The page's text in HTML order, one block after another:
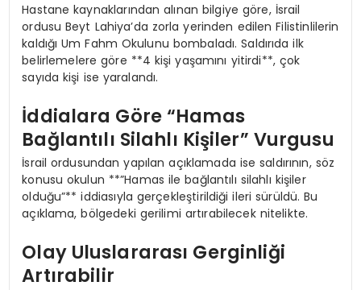
Hastane kaynaklarından alınan bilgiye göre, İsrail
ordusu Beyt Lahiya’da zorla yerinden edilen Filistinlilerin
kaldığı Um Fahm Okulunu bombaladı. Saldırıda ilk
belirlemelere göre **4 kişi yaşamını yitirdi**, çok
sayıda kişi ise yaralandı.
İddialara Göre “Hamas
Bağlantılı Silahlı Kişiler” Vurgusu
İsrail ordusundan yapılan açıklamada ise saldırının, söz
konusu okulun **”Hamas ile bağlantılı silahlı kişiler
olduğu”** iddiasıyla gerçekleştirildiği ileri sürüldü. Bu
açıklama, bölgedeki gerilimi artırabilecek nitelikte.
Olay Uluslararası Gerginliği
Artırabilir